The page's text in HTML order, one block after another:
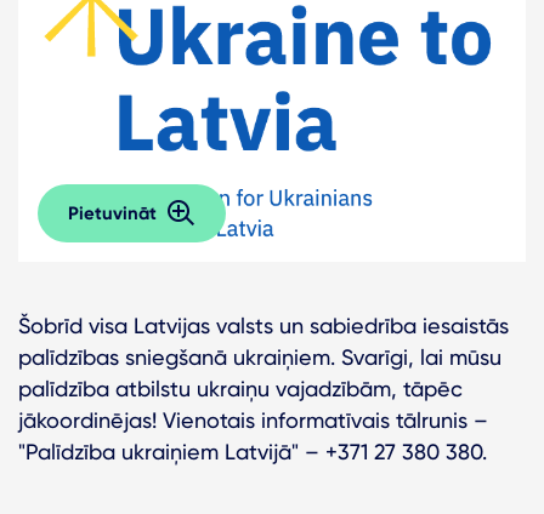
Pietuvināt
Šobrīd visa Latvijas valsts un sabiedrība iesaistās
palīdzības sniegšanā ukraiņiem. Svarīgi, lai mūsu
palīdzība atbilstu ukraiņu vajadzībām, tāpēc
jākoordinējas! Vienotais informatīvais tālrunis –
"Palīdzība ukraiņiem Latvijā" – +371 27 380 380.